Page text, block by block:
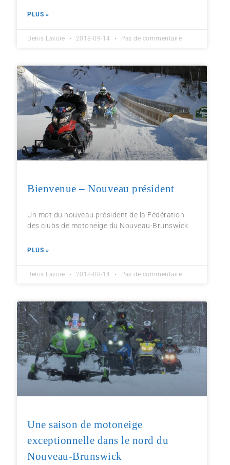
PLUS »
Denis Lavoie 2018-09-14 Pas de commentaire
Bienvenue – Nouveau président
Un mot du nouveau président de la Fédération
des clubs de motoneige du Nouveau-Brunswick.
PLUS »
Denis Lavoie 2018-08-14 Pas de commentaire
Une saison de motoneige
exceptionnelle dans le nord du
Nouveau-Brunswick